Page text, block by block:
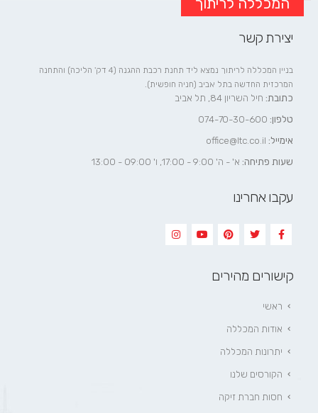
יצירת קשר
בניין המכללה לריתוך נמצא ליד תחנת רכבת ההגנה (4 דק' הליכה) והתחנה
המרכזית החדשה בתל אביב (חניה חופשית).
כתובת: חיל השריון 84, תל אביב
טלפון: 074-70-30-600
אימייל: office@ltc.co.il
שעות פתיחה: א' - ה' 9:00 - 17:00, ו' 09:00 - 13:00
עקבו אחרינו
קישורים מהירים
ראשי
אודות המכללה
יתרונות המכללה
הקורסים שלנו
חסות חברת זיקה